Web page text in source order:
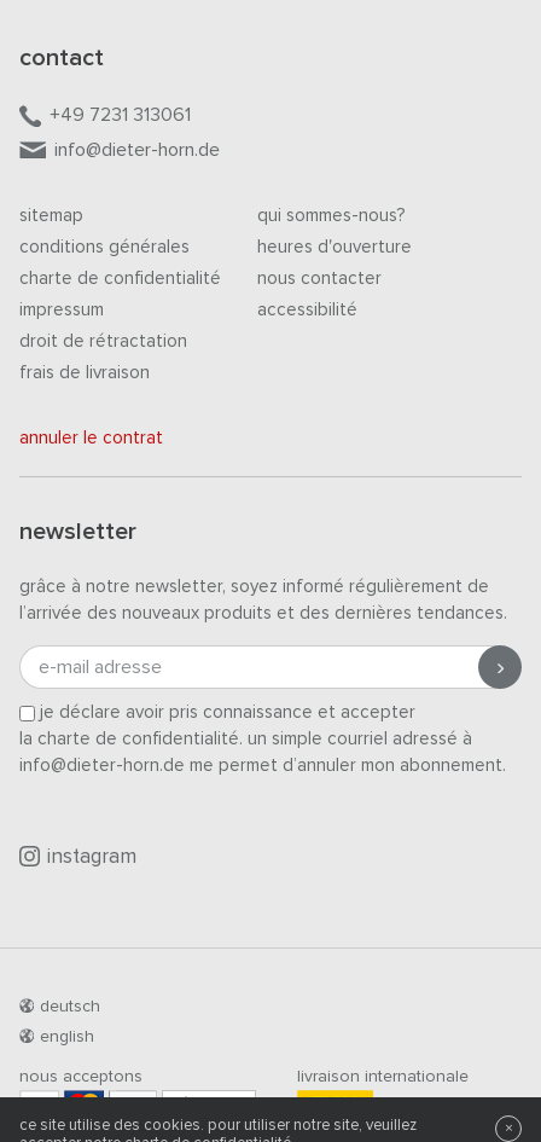
contact
+49 7231 313061
info@dieter-horn.de
sitemap
conditions générales
charte de confidentialité
impressum
droit de rétractation
frais de livraison
qui sommes-nous?
heures d'ouverture
nous contacter
accessibilité
annuler le contrat
newsletter
grâce à notre newsletter, soyez informé régulièrement de
l’arrivée des nouveaux produits et des dernières tendances.
e-mail adresse
je déclare avoir pris connaissance et accepter
la charte de confidentialité. un simple courriel adressé à
info@dieter-horn.de me permet d’annuler mon abonnement.
instagram
deutsch
english
nous acceptons livraison internationale
ce site utilise des cookies. pour utiliser notre site, veuillez
×